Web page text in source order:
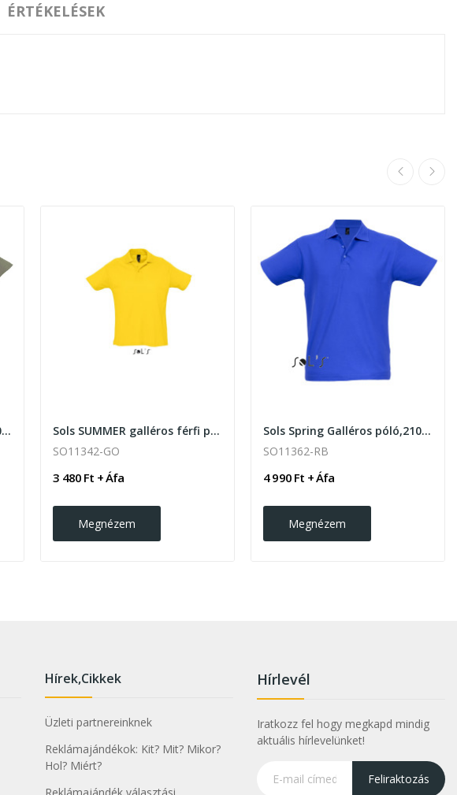
ÉRTÉKELÉSEK
Sols Spring Galléros póló,210gr. Khaky
Sols SUMMER galléros férfi póló , Gold
SO11342-GO
3 480 Ft + Áfa
Megnézem
Sols Spring Galléros póló,210gr. RoyaL Blue
SO11362-RB
4 990 Ft + Áfa
Megnézem
Hírek,Cikkek
Üzleti partnereinknek
Reklámajándékok: Kit? Mit? Mikor?
Hol? Miért?
Reklámajándék választási
Hírlevél
Iratkozz fel hogy megkapd mindig
aktuális hírlevelünket!
Feliraktozás